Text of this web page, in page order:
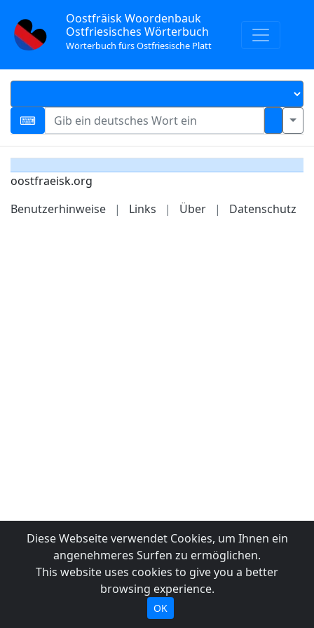
Oostfräisk Woordenbauk
Ostfriesisches Wörterbuch
Wörterbuch fürs Ostfriesische Platt
oostfraeisk.org
Benutzerhinweise
| Links | Über | Datenschutz
Diese Webseite verwendet Cookies, um Ihnen ein
angenehmeres Surfen zu ermöglichen.
This website uses cookies to give you a better
browsing experience.
OK